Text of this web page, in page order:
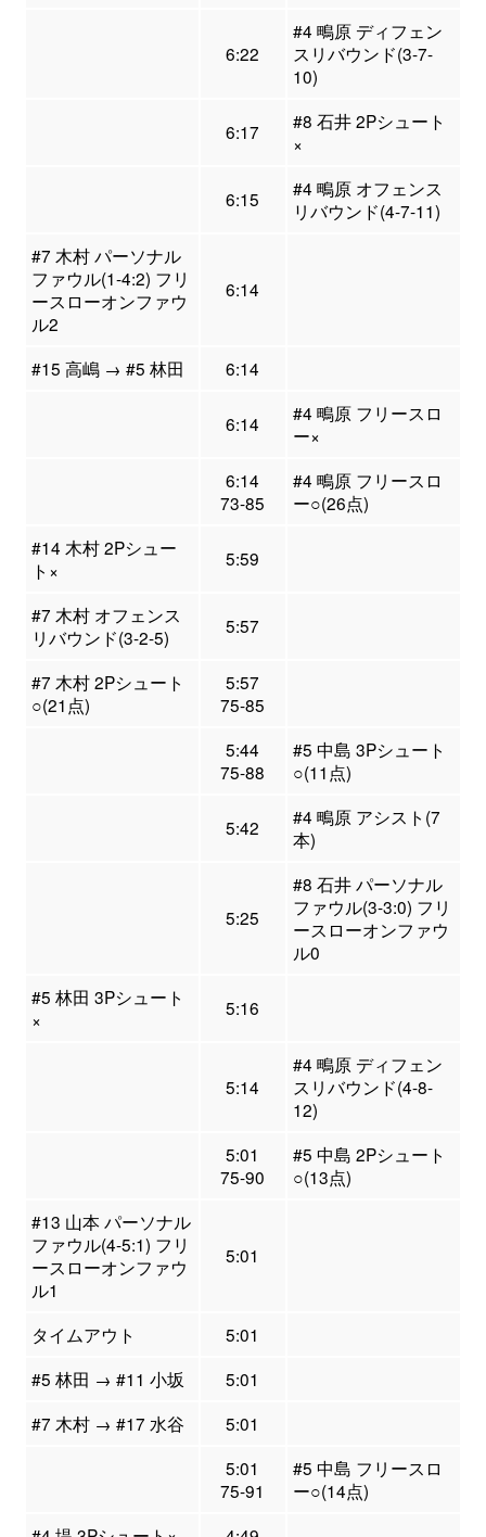
6:22
#4 鴫原 ディフェン
スリバウンド(3-7-
10)
6:17
#8 石井 2Pシュート
×
6:15
#4 鴫原 オフェンス
リバウンド(4-7-11)
#7 木村 パーソナル
ファウル(1-4:2) フリ
ースローオンファウ
ル2
6:14
#15 高嶋 → #5 林田 6:14
6:14
#4 鴫原 フリースロ
ー×
6:14
73-85
#4 鴫原 フリースロ
ー○(26点)
#14 木村 2Pシュー
ト×
5:59
#7 木村 オフェンス
リバウンド(3-2-5)
5:57
#7 木村 2Pシュート
○(21点)
5:57
75-85
5:44
75-88
#5 中島 3Pシュート
○(11点)
5:42
#4 鴫原 アシスト(7
本)
5:25
#8 石井 パーソナル
ファウル(3-3:0) フリ
ースローオンファウ
ル0
#5 林田 3Pシュート
×
5:16
5:14
#4 鴫原 ディフェン
スリバウンド(4-8-
12)
5:01
75-90
#5 中島 2Pシュート
○(13点)
#13 山本 パーソナル
ファウル(4-5:1) フリ
ースローオンファウ
ル1
5:01
タイムアウト
5:01
#5 林田 → #11 小坂
5:01
#7 木村 → #17 水谷
5:01
5:01
75-91
#5 中島 フリースロ
ー○(14点)